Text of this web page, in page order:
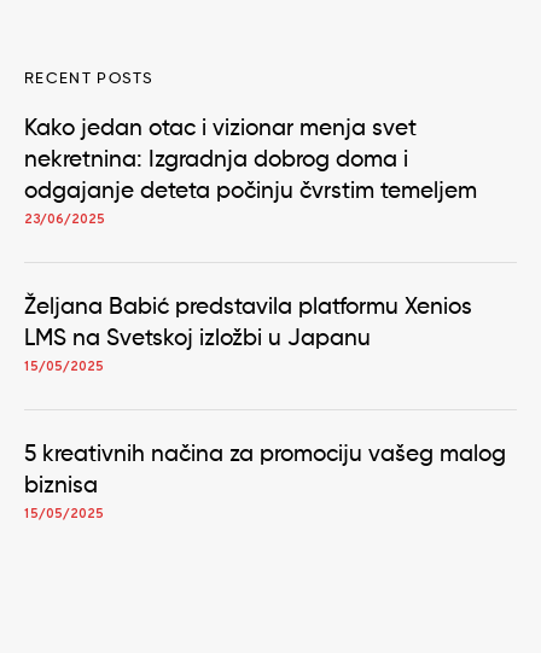
RECENT POSTS
Kako jedan otac i vizionar menja svet
nekretnina: Izgradnja dobrog doma i
odgajanje deteta počinju čvrstim temeljem
23/06/2025
Željana Babić predstavila platformu Xenios
LMS na Svetskoj izložbi u Japanu
15/05/2025
5 kreativnih načina za promociju vašeg malog
biznisa
15/05/2025